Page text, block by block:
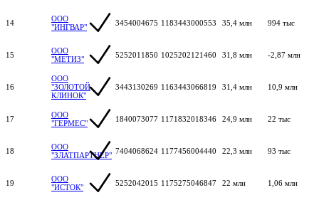
14
ООО
"ИНГВАР"
3454004675 1183443000553 35,4 млн 994 тыс
15
ООО
"МЕТИЗ"
5252011850 1025202121460 31,8 млн -2,87 млн
16
ООО
"ЗОЛОТОЙ
КЛИНОК"
3443130269 1163443066819 31,4 млн 10,9 млн
17
ООО
"ГЕРМЕС"
1840073077 1171832018346 24,9 млн 22 тыс
18
ООО
"ЗЛАТПАРТНЕР" 7404068624 1177456004440 22,3 млн 93 тыс
19
ООО
"ИСТОК"
5252042015 1175275046847 22 млн 1,06 млн